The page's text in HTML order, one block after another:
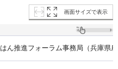
画面サイズで表示
ん推進フォーラム事務局（兵庫県